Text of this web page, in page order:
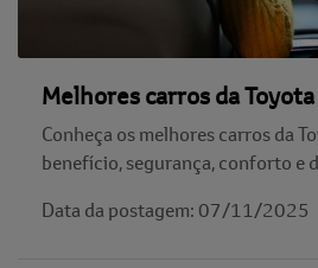
Melhores carros da
Conheça os melhores carros da
benefício, segurança, conforto e
Data da postagem: 07/11/2025